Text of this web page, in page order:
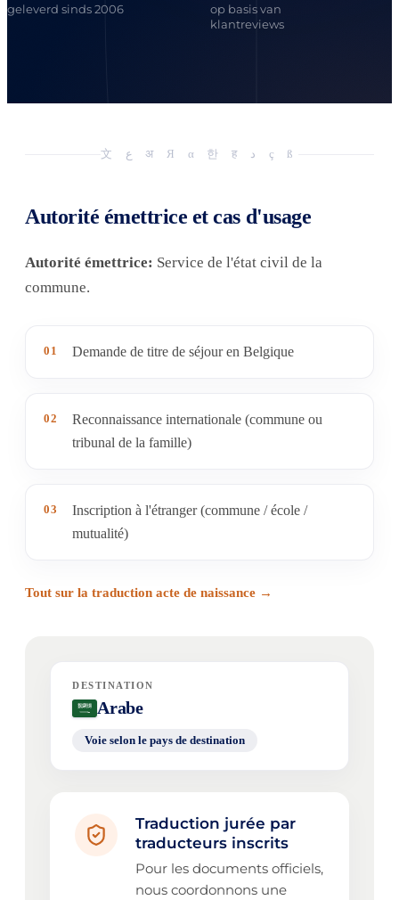
geleverd sinds 2006
op basis van
klantreviews
文 ع अ Я α 한 ह د ç ß
Autorité émettrice et cas d'usage
Autorité émettrice: Service de l'état civil de la
commune.
01 Demande de titre de séjour en Belgique
02
Reconnaissance internationale (commune ou
tribunal de la famille)
03
Inscription à l'étranger (commune / école /
mutualité)
Tout sur la traduction acte de naissance →
DESTINATION
Arabe
Voie selon le pays de destination
Traduction jurée par
traducteurs inscrits
Pour les documents officiels,
nous coordonnons une